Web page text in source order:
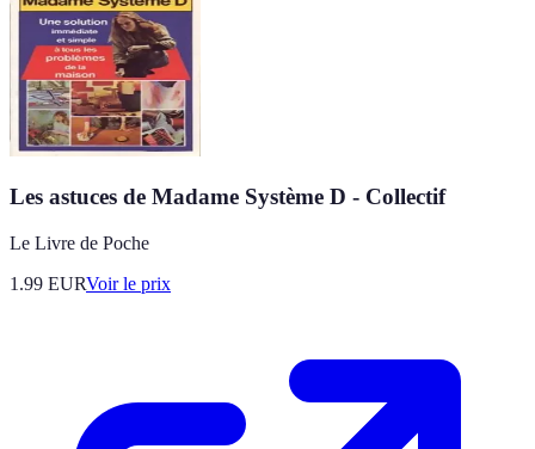
Les astuces de Madame Système D - Collectif
Le Livre de Poche
1.99 EURVoir le prix